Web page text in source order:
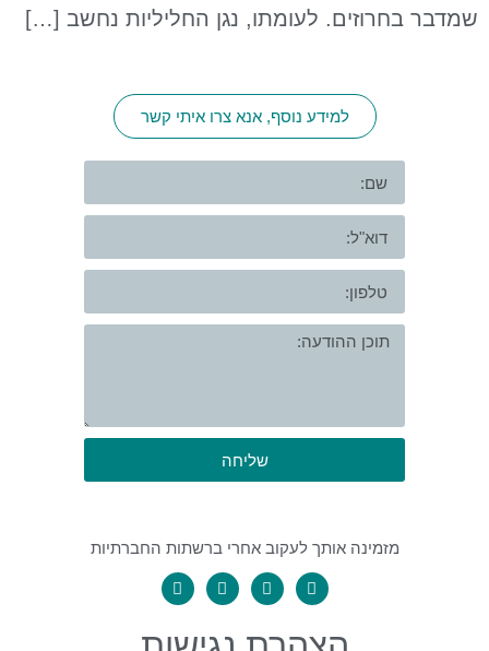
שמדבר בחרוזים. לעומתו, נגן החליליות נחשב […]
למידע נוסף, אנא צרו איתי קשר
שליחה
מזמינה אותך לעקוב אחרי ברשתות החברתיות